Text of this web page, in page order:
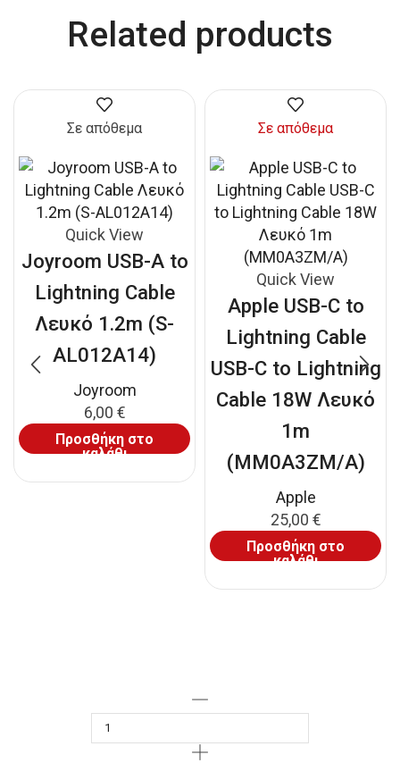
Related products
Σε απόθεμα
Quick View
Joyroom USB-A to
Lightning Cable
Λευκό 1.2m (S-
AL012A14)
Joyroom
6,00 €
Προσθήκη στο
καλάθι
Σε απόθεμα
Quick View
Apple USB-C to
Lightning Cable
USB-C to Lightning
Cable 18W Λευκό
1m
(MM0A3ZM/A)
Apple
25,00 €
Προσθήκη στο
καλάθι